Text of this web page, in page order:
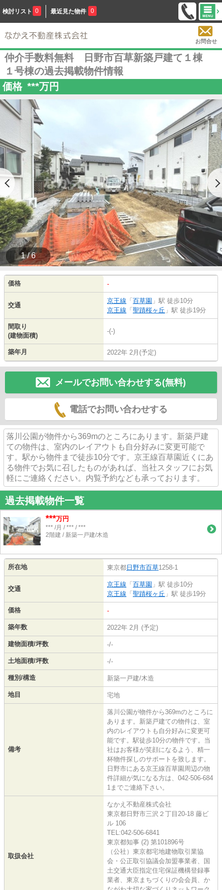
検討リスト 0 最近見た物件 0
お問合せ
仲介手数料無料 日野市百草新築戸建て１棟
１号棟の過去掲載物件情報
価格 ***万円
1 / 6
価格 -
交通
京王線 「 百草園 」駅 徒歩10分
京王線 「 聖蹟桜ヶ丘 」駅 徒歩19分
間取り
(建物面積)
-(-)
築年月 2022年 2月(予定)
メールでお問い合わせする(無料)
電話でお問い合わせする
落川公園が物件から369mのところにあります。新築戸建
ての物件は、室内のレイアウトも自分好みに変更可能で
す。駅から物件まで徒歩10分です。京王線百草園近くにあ
る物件でお気に召したものがあれば、当社スタッフにお気
軽にご連絡ください。内覧予約なども承っております。
過去掲載物件一覧
***万円
*** /月 / *** / ***
2階建 / 新築一戸建/木造
所在地 東京都 日野市百草1258-1
交通
京王線 「 百草園 」駅 徒歩10分
京王線 「 聖蹟桜ヶ丘 」駅 徒歩19分
価格 -
築年数 2022年 2月 (予定)
建物面積/坪数 -/-
土地面積/坪数 -/-
種別/構造 新築一戸建/木造
地目 宅地
備考
落川公園が物件から369mのところに
あります。新築戸建ての物件は、室
内のレイアウトも自分好みに変更可
能です。駅徒歩10分の物件です。当
社はお客様が笑顔になるよう、精一
杯物件探しのサポートを致します。
日野市にある京王線百草園周辺の物
件詳細が気になる方は、042-506-684
1までご連絡下さい。
取扱会社
なかえ不動産株式会社
東京都日野市三沢２丁目20-18 藤ビ
ル 106
TEL:042-506-6841
東京都知事 (2) 第101896号
（公社）東京都宅地建物取引業協
会・公正取引協議会加盟事業者、国
土交通大臣指定住宅保証機構登録事
業者、東京まちづくりの会会員、か